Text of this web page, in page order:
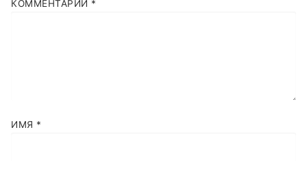
КОММЕНТАРИЙ *
ИМЯ *